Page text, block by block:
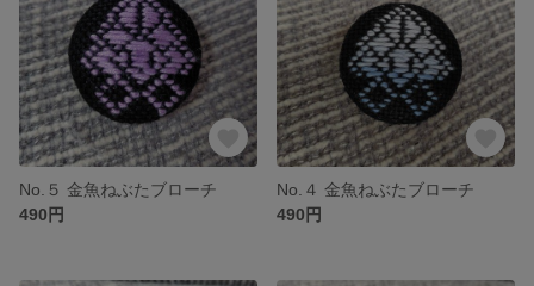
No.５ 金魚ねぶたブローチ
490円
No.４ 金魚ねぶたブローチ
490円